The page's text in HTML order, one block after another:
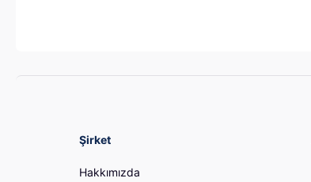
Şirket
Hakkımızda